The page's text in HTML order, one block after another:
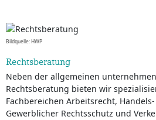
Bildquelle: HWP
Rechtsberatung
Neben der allgemeinen
Rechtsberatung bieten wir
Fachbereichen Arbeitsrecht,
Gewerblicher Rechtsschutz und